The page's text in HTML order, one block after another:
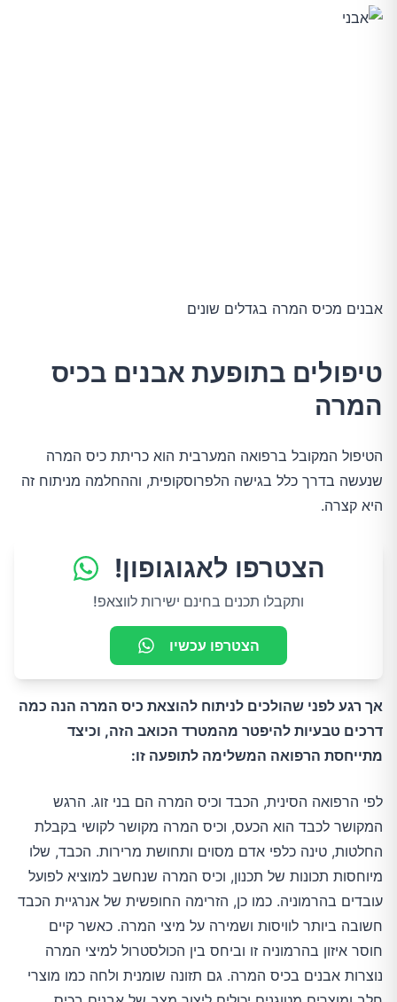
אבנים מכיס המרה בגדלים שונים
טיפולים בתופעת אבנים בכיס
המרה
הטיפול המקובל ברפואה המערבית הוא כריתת כיס המרה
שנעשה בדרך כלל בגישה הלפרוסקופית, וההחלמה מניתוח זה
היא קצרה.
הצטרפו לאגוגופון!
ותקבלו תכנים בחינם ישירות לווצאפ!
הצטרפו עכשיו
אך רגע לפני שהולכים לניתוח להוצאת כיס המרה הנה כמה
דרכים טבעיות להיפטר מהמטרד הכואב הזה, וכיצד
מתייחסת הרפואה המשלימה לתופעה זו:
לפי הרפואה הסינית, הכבד וכיס המרה הם בני זוג. הרגש
המקושר לכבד הוא הכעס, וכיס המרה מקושר לקושי בקבלת
החלטות, טינה כלפי אדם מסוים ותחושת מרירות. הכבד, שלו
מיוחסות תכונות של תכנון, וכיס המרה שנחשב למוציא לפועל
עובדים בהרמוניה. כמו כן, הזרימה החופשית של אנרגיית הכבד
חשובה ביותר לוויסות ושמירה על מיצי המרה. כאשר קיים
חוסר איזון בהרמוניה זו וביחס בין הכולסטרול למיצי המרה
נוצרות אבנים בכיס המרה. גם תזונה שומנית ולחה כמו מוצרי